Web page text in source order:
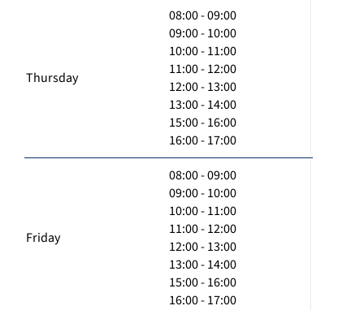
Thursday
08:00 - 09:00
09:00 - 10:00
10:00 - 11:00
11:00 - 12:00
12:00 - 13:00
13:00 - 14:00
15:00 - 16:00
16:00 - 17:00
Friday
08:00 - 09:00
09:00 - 10:00
10:00 - 11:00
11:00 - 12:00
12:00 - 13:00
13:00 - 14:00
15:00 - 16:00
16:00 - 17:00